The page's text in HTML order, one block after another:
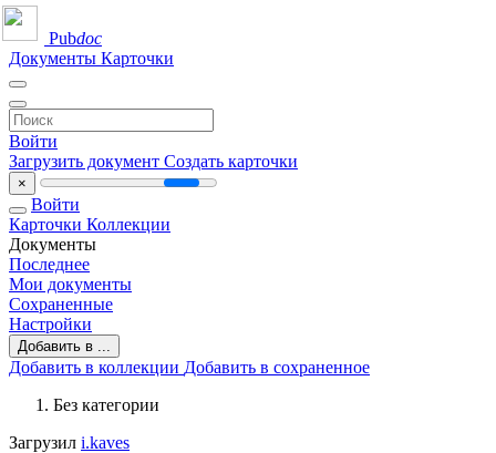
Pubdoc
Документы Карточки
Войти
Загрузить документ Создать карточки
×
Войти
Карточки Коллекции
Документы
Последнее
Мои документы
Сохраненные
Настройки
Добавить в ...
Добавить в коллекции Добавить в сохраненное
Без категории
Загрузил i.kaves